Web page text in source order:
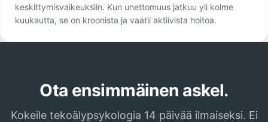
keskittymisvaikeuksiin. Kun unettomuus jatkuu yli kolme
kuukautta, se on kroonista ja vaatii aktiivista hoitoa.
Ota ensimmäinen askel.
Kokeile tekoälypsykologia 14 päivää ilmaiseksi. Ei